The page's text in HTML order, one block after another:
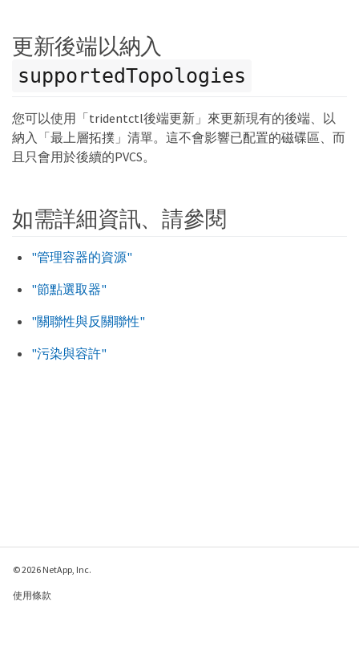
更新後端以納入
supportedTopologies
您可以使用「tridentctl後端更新」來更新現有的後端、以
納入「最上層拓撲」清單。這不會影響已配置的磁碟區、而
且只會用於後續的PVCS。
如需詳細資訊、請參閱
"管理容器的資源"
"節點選取器"
"關聯性與反關聯性"
"污染與容許"
© 2026 NetApp, Inc.
使用條款